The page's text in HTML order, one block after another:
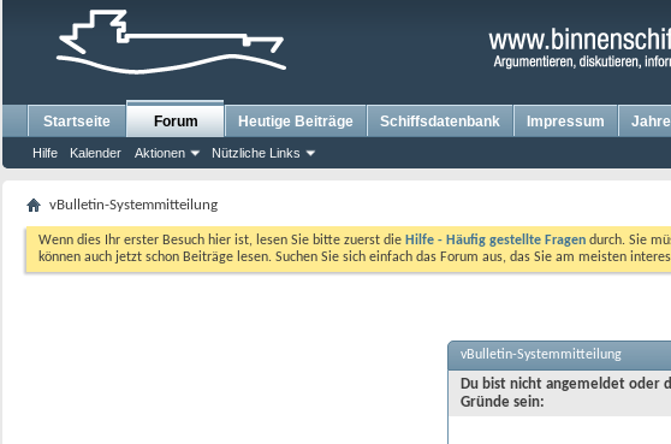
Startseite Forum
Hilfe Kalender Aktionen Nützliche Links
Heutige Beiträge Schiffsdatenbank Impressum
vBulletin-Systemmitteilung
Wenn dies Ihr erster Besuch hier ist, lesen Sie bitte zuerst die Hilfe - Häufig gestellte Fragen durch. Sie
können auch jetzt schon Beiträge lesen. Suchen Sie sich einfach das Forum aus, das Sie am meisten
vBulletin-Systemmitteilung
Du bist nicht angemeldet oder
Gründe sein: